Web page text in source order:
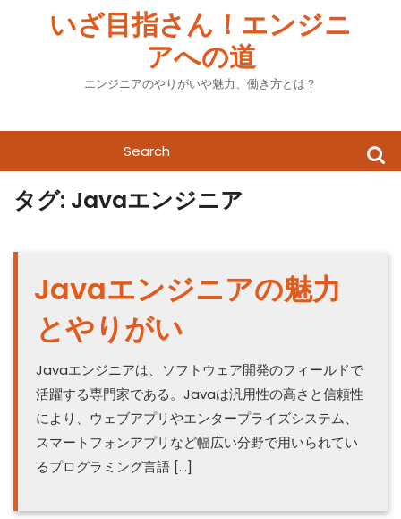
いざ目指さん！エンジニ
アへの道
エンジニアのやりがいや魅力、働き方とは？
for:
タグ: Javaエンジニア
Javaエンジニアの魅力
とやりがい
Javaエンジニアは、ソフトウェア開発のフィールドで
活躍する専門家である。Javaは汎用性の高さと信頼性
により、ウェブアプリやエンタープライズシステム、
スマートフォンアプリなど幅広い分野で用いられてい
るプログラミング言語 […]